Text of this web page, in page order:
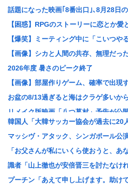
話題になった映画｢8番出口｣､8月28日
【困惑】RPGのストーリーに恋とか愛
【爆笑】ミーティング中に「こいつや
【画像】シカと人間の共存、無理だっ
2026年度 暑さのピーク終了
【画像】部屋作りゲーム、確率で出現
お盆の8/13過ぎると海はクラゲ多いか
リメイク版映画「八つ墓村」予告が公
【疑問】葬式←まぁわかる 四十九日
【画像】ツレがこんなラスボスみたい
「蒼穹のファフナー」とかいうロボッ
【画像】こういうブラに乳首ひっかけ
【画像】まんさん「貧乳だから男水着
韓国人「大韓サッカー協会が過去に20
マッシヴ・アタック、シンガポール公
「お父さんが私にいくら使おうと、あ
識者「山上徹也が安倍晋三を討たなけ
プーチン「あえて申し上げます。助け